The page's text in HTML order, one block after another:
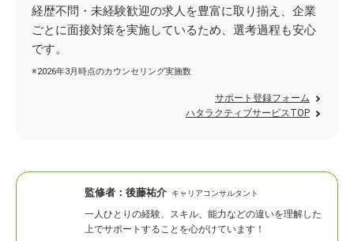
経歴不問・未経験歓迎の求人を豊富に取り揃え、企業
ごとに面接対策を実施しているため、選考過程も安心
です。
※2026年3月時点のカウンセリング実施数
サポート登録フォーム
ハタラクティブサービスTOP
監修者： 後藤祐介 キャリアコンサルタント
一人ひとりの経験、スキル、能力などの違いを理解した
上でサポートすることを心がけています！